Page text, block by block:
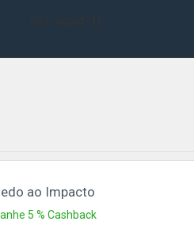
ao Impacto
5 % Cashback